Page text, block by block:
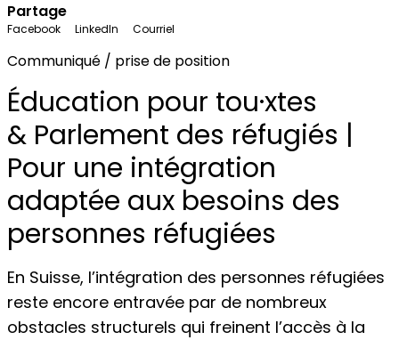
Partage
Facebook LinkedIn Courriel
Communiqué / prise de position
Éducation pour tou·xtes
& Parlement des réfugiés |
Pour une intégration
adaptée aux besoins des
personnes réfugiées
En Suisse, l’intégration des personnes réfugiées
reste encore entravée par de nombreux
obstacles structurels qui freinent l’accès à la